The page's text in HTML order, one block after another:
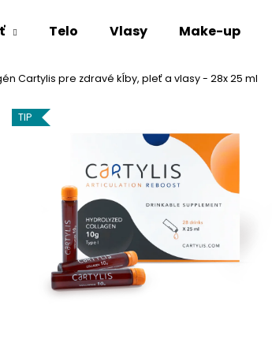
Telo Vlasy Make-up
Cartylis pre zdravé kĺby, pleť a vlasy - 28x 25 ml
TIP
Čo potrebujete nájsť?
HĽADAŤ
Odporúčame